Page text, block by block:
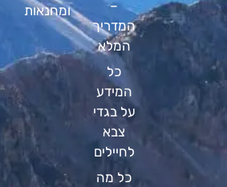
המדריך
המלא
המידע
על בגדי
לחיילים
כל מה
ומחנאות